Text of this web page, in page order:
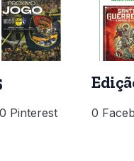
Pinterest 0